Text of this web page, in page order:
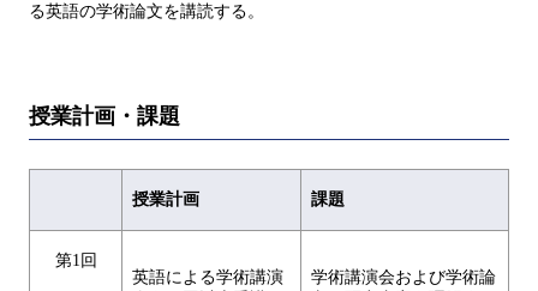
る英語の学術論文を講読する。
授業計画・課題
授業計画 課題
第1回
英語による学術講演
学術講演会および学術論